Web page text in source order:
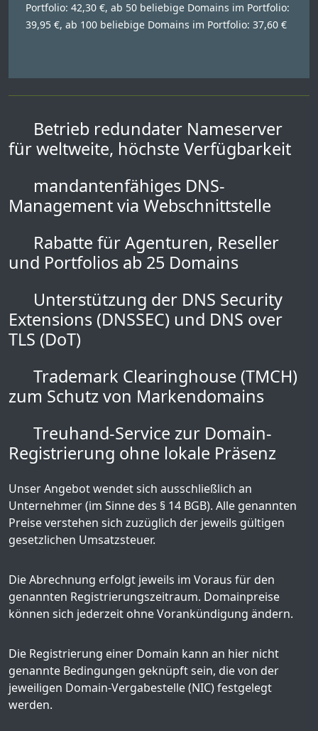
Portfolio: 42,30 €, ab 50 beliebige Domains im Portfolio:
39,95 €, ab 100 beliebige Domains im Portfolio: 37,60 €
Betrieb redundater Nameserver
für weltweite, höchste Verfügbarkeit
mandantenfähiges DNS-
Management via Webschnittstelle
Rabatte für Agenturen, Reseller
und Portfolios ab 25 Domains
Unterstützung der DNS Security
Extensions (DNSSEC) und DNS over
TLS (DoT)
Trademark Clearinghouse (TMCH)
zum Schutz von Markendomains
Treuhand-Service zur Domain-
Registrierung ohne lokale Präsenz
Unser Angebot wendet sich ausschließlich an
Unternehmer (im Sinne des § 14 BGB). Alle genannten
Preise verstehen sich zuzüglich der jeweils gültigen
gesetzlichen Umsatzsteuer.
Die Abrechnung erfolgt jeweils im Voraus für den
genannten Registrierungszeitraum. Domainpreise
können sich jederzeit ohne Vorankündigung ändern.
Die Registrierung einer Domain kann an hier nicht
genannte Bedingungen geknüpft sein, die von der
jeweiligen Domain-Vergabestelle (NIC) festgelegt
werden.